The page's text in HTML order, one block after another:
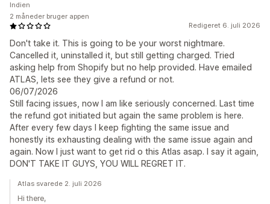
Redigeret 6. juli 2026
Don't take it. This is going to be your worst nightmare.
Cancelled it, uninstalled it, but still getting charged. Tried
asking help from Shopify but no help provided. Have emailed
ATLAS, lets see they give a refund or not.
06/07/2026
Still facing issues, now I am like seriously concerned. Last time
the refund got initiated but again the same problem is here.
After every few days I keep fighting the same issue and
honestly its exhausting dealing with the same issue again and
again. Now I just want to get rid o this Atlas asap. I say it again,
DON'T TAKE IT GUYS, YOU WILL REGRET IT.
Indien
2 måneder bruger appen
Atlas svarede 2. juli 2026
Hi there,